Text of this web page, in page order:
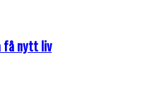
få nytt liv